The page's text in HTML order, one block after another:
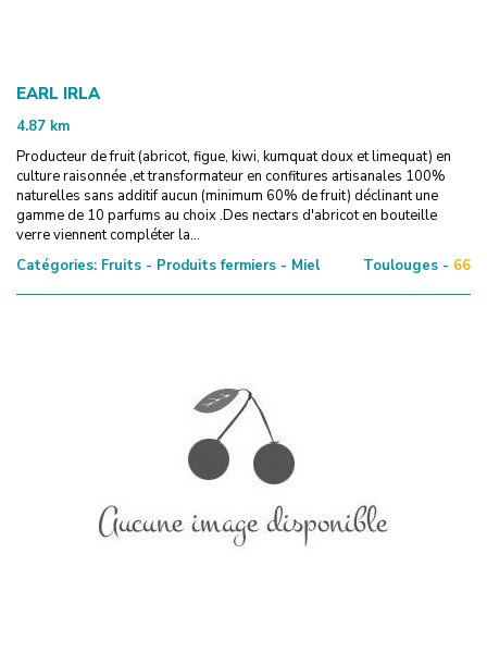
EARL IRLA
4.87 km
Producteur de fruit (abricot, figue, kiwi, kumquat doux et limequat) en
culture raisonnée ,et transformateur en confitures artisanales 100%
naturelles sans additif aucun (minimum 60% de fruit) déclinant une
gamme de 10 parfums au choix .Des nectars d'abricot en bouteille
verre viennent compléter la...
Catégories: Fruits - Produits fermiers - Miel Toulouges - 66